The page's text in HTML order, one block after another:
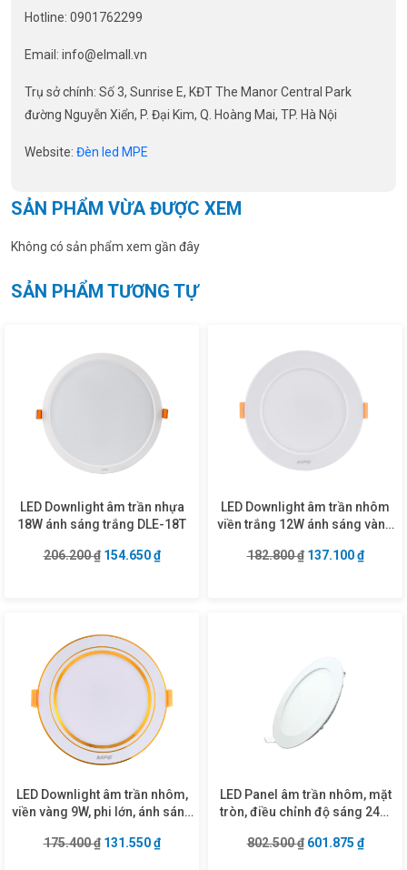
Hotline: 0901762299
Email: info@elmall.vn
Trụ sở chính: Số 3, Sunrise E, KĐT The Manor Central Park
đường Nguyễn Xiển, P. Đại Kim, Q. Hoàng Mai, TP. Hà Nội
Website: Đèn led MPE
SẢN PHẨM VỪA ĐƯỢC XEM
Không có sản phẩm xem gần đây
SẢN PHẨM TƯƠNG TỰ
LED Downlight âm trần nhựa
18W ánh sáng trắng DLE-18T
206.200₫ Giá gốc là: 206.200 ₫.
154.650₫Giá hiện tại là: 154.650 ₫.
LED Downlight âm trần nhôm
viền trắng 12W ánh sáng vàng
182.800₫ Giá gốc là:
137.100₫Giá
LED Downlight âm trần nhôm,
viền vàng 9W, phi lớn, ánh sáng
175.400₫ Giá gốc là: 175.400 ₫.
131.550₫Giá hiện tại là: 131.550 ₫.
LED Panel âm trần nhôm, mặt
tròn, điều chỉnh độ sáng 24W
802.500₫ Giá gốc là:
601.875 ₫Giá